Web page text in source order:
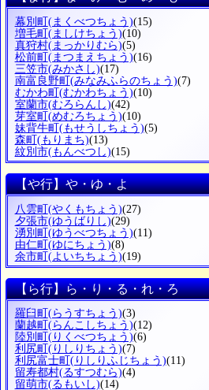
幕別町 (まくべつちょう)(15)
増毛町 (ましけちょう)(10)
真狩村(まっかりむら)(5)
松前町 (まつまえちょう)(16)
三笠市(みかさし)(17)
南富良野町 (みなみふらのちょう)(7)
むかわ町 (むかわちょう)(10)
室蘭市(むろらんし)(42)
芽室町 (めむろちょう)(10)
妹背牛町 (もせうしちょう)(5)
森町 (もりまち)(13)
紋別市(もんべつし)(15)
【や行】や・ゆ・よ
八雲町(やくもちょう)(27)
夕張市(ゆうばりし)(29)
湧別町(ゆうべつちょう)(11)
由仁町(ゆにちょう)(8)
余市町(よいちちょう)(19)
【ら行】ら・り・る・れ・ろ
羅臼町 (らうすちょう)(3)
蘭越町 (らんこしちょう)(12)
陸別町 (りくべつちょう)(6)
利尻町 (りしりちょう)(7)
利尻富士町 (りしりふじちょう)(11)
留寿都村(るすつむら)(4)
留萌市(るもいし)(14)